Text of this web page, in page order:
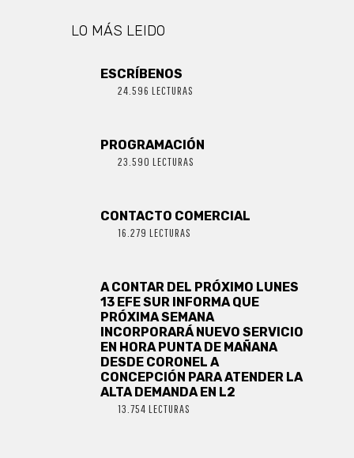
LO MÁS LEIDO
ESCRÍBENOS
24.596 LECTURAS
PROGRAMACIÓN
23.590 LECTURAS
CONTACTO COMERCIAL
16.279 LECTURAS
A CONTAR DEL PRÓXIMO LUNES
13 EFE SUR INFORMA QUE
PRÓXIMA SEMANA
INCORPORARÁ NUEVO SERVICIO
EN HORA PUNTA DE MAÑANA
DESDE CORONEL A
CONCEPCIÓN PARA ATENDER LA
ALTA DEMANDA EN L2
13.754 LECTURAS